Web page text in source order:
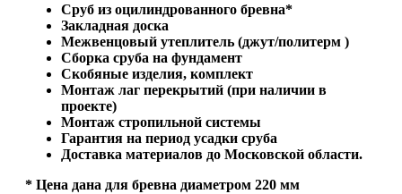
Сруб из оцилиндрованного бревна*
Закладная доска
Межвенцовый утеплитель (джут/политерм )
Сборка сруба на фундамент
Скобяные изделия, комплект
Монтаж лаг перекрытий (при наличии в
проекте)
Монтаж стропильной системы
Гарантия на период усадки сруба
Доставка материалов до Московской области.
* Цена дана для бревна диаметром 220 мм